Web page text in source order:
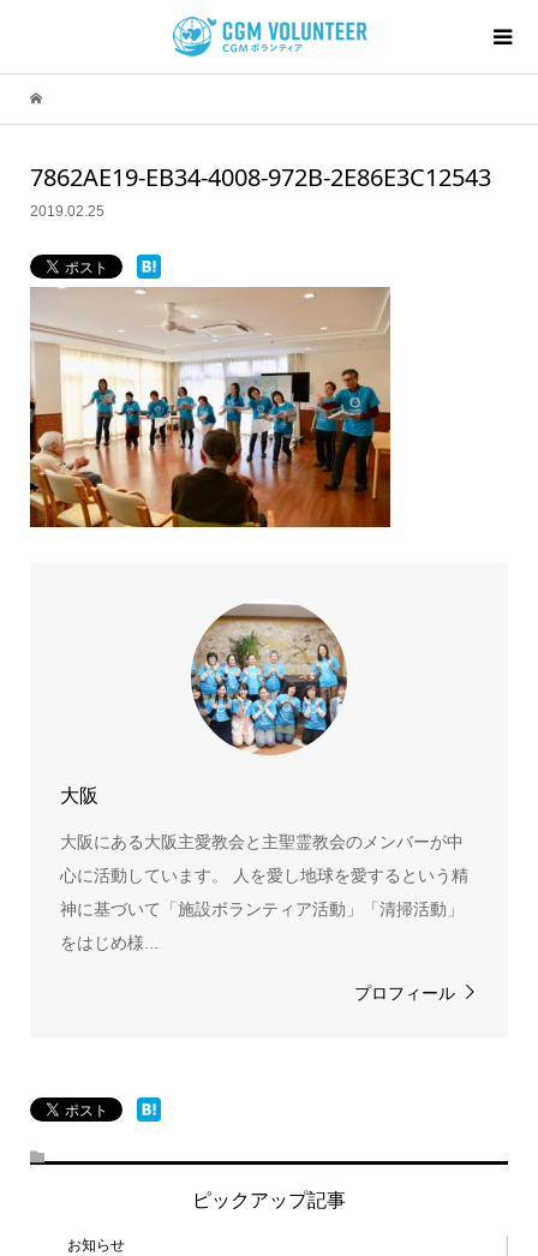
7862AE19-EB34-4008-972B-2E86E3C12543
2019.02.25
大阪
大阪にある大阪主愛教会と主聖霊教会のメンバーが中
心に活動しています。 人を愛し地球を愛するという精
神に基づいて「施設ボランティア活動」「清掃活動」
をはじめ様...
プロフィール
ピックアップ記事
お知らせ